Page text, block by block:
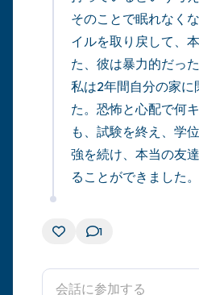
そのことで眠れなく
イルを取り戻して、
た、彼は暴力的だっ
私は2年間自分の家に
た。恐怖と心配で何
も、試験を終え、学
強を続け、本当の友
ることができました。
1